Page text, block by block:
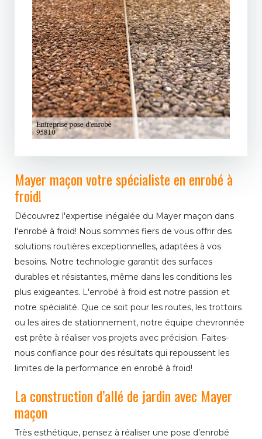
Mayer maçon votre spécialiste en enrobé à
froid!
Découvrez l'expertise inégalée du Mayer maçon dans
l'enrobé à froid! Nous sommes fiers de vous offrir des
solutions routières exceptionnelles, adaptées à vos
besoins. Notre technologie garantit des surfaces
durables et résistantes, même dans les conditions les
plus exigeantes. L'enrobé à froid est notre passion et
notre spécialité. Que ce soit pour les routes, les trottoirs
ou les aires de stationnement, notre équipe chevronnée
est prête à réaliser vos projets avec précision. Faites-
nous confiance pour des résultats qui repoussent les
limites de la performance en enrobé à froid!
La construction d’allé de jardin avec Mayer
maçon
Très esthétique, pensez à réaliser une pose d’enrobé